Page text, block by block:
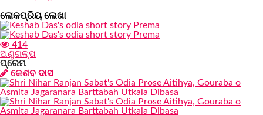
ଲୋକପ୍ରିୟ ଲେଖା
414
ଅଣୁଗଳ୍ପ
ପ୍ରେମ
କେଶବ ଦାସ